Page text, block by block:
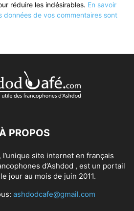
réduire les indésirables. En savoir
données de vos commentaires sont
PROPOS
l’unique site internet en français
d’Ashdod , est un portail
jour au mois de juin 2011.
ashdodcafe@gmail.com